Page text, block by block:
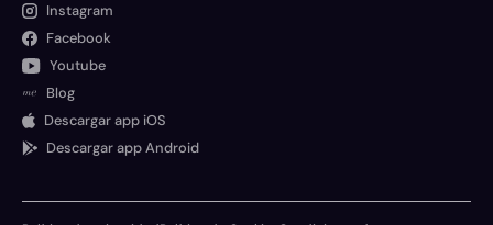
Instagram
Facebook
Youtube
Blog
Descargar app iOS
Descargar app Android